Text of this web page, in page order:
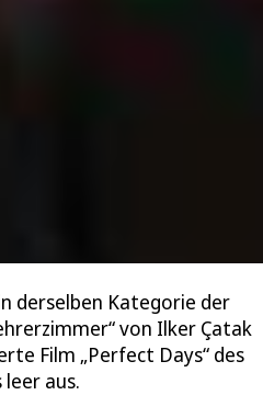
derselben Kategorie der
von Ilker Çatak
Film „Perfect Days“ des
aus.